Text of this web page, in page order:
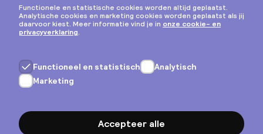
Privacy & cookies
Algemene voorwaarden